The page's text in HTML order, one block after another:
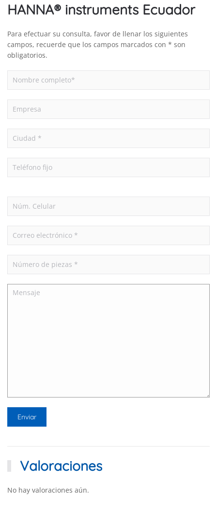
HANNA® instruments Ecuador
Para efectuar su consulta, favor de llenar los siguientes
campos, recuerde que los campos marcados con * son
obligatorios.
Valoraciones
No hay valoraciones aún.